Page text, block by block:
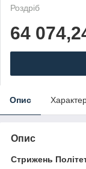
Роздріб
64
Опис
Опис
Стрижень